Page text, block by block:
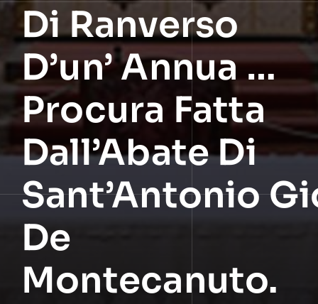
Di Ranverso
D’un’ Annua …
Procura Fatta
Dall’Abate Di
Sant’Antonio
De
Montecanuto.